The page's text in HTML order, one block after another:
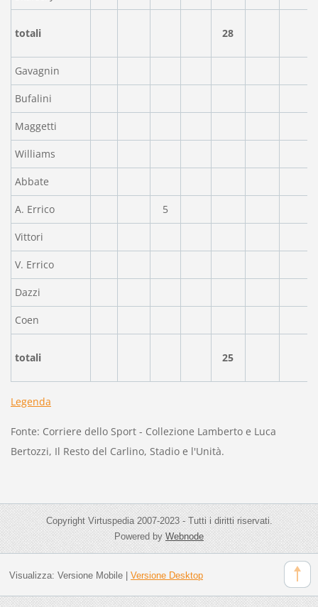
totali 28
Gavagnin
Bufalini
Maggetti
Williams
Abbate
A. Errico 5
Vittori
V. Errico
Dazzi
Coen
totali 25
Legenda
Fonte: Corriere dello Sport - Collezione Lamberto e Luca
Bertozzi, Il Resto del Carlino, Stadio e l'Unità.
Copyright Virtuspedia 2007-2023 - Tutti i diritti riservati.
Powered byWebnode
Visualizza: Versione Mobile| Versione Desktop